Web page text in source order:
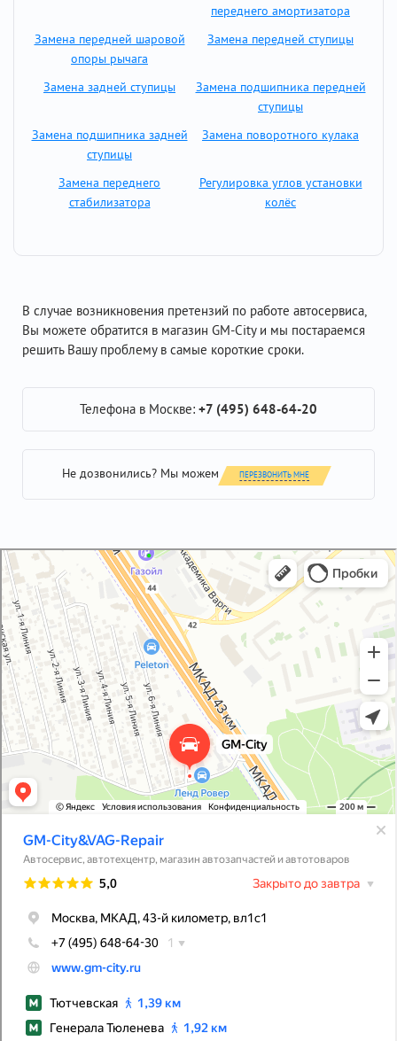
переднего амортизатора
Замена передней шаровой
опоры рычага
Замена передней ступицы
Замена задней ступицы
Замена подшипника передней
ступицы
Замена подшипника задней
ступицы
Замена поворотного кулака
Замена переднего
стабилизатора
Регулировка углов установки
колёс
В случае возникновения претензий по работе автосервиса,
Вы можете обратится в магазин GM-City и мы постараемся
решить Вашу проблему в самые короткие сроки.
Телефона в Москве: +7 (495) 648-64-20
Не дозвонились? Мы можем ПЕРЕЗВОНИТЬ МНЕ
GM-City&VAG-Repair
Автосервис, автотехцентр в Москве
Магазин автозапчастей и автотоваров в Москве